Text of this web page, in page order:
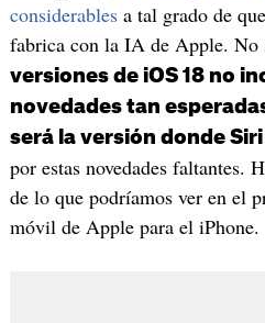
considerablesa tal grado de
fabrica con la IA de Apple. No
versiones de iOS 18 no
novedades tan
será la versión donde
por estas novedades faltantes.
de lo que podríamos ver en el
móvil de Apple para el iPhone.